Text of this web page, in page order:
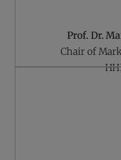
Prof. Dr.
Chair of